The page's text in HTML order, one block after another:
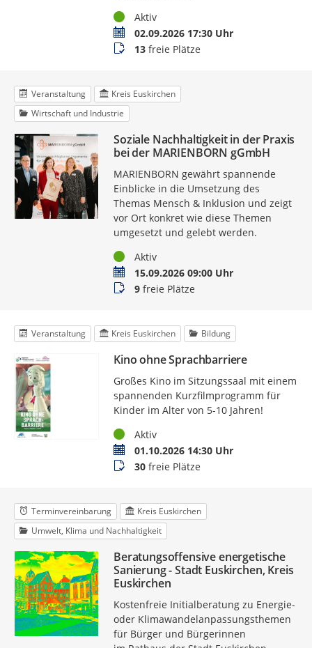
StatusAktiv
Termin02.09.2026 17:30 Uhr
Buchungsstatus
13freie Plätze
Veranstaltung
Kreis Euskirchen
Wirtschaft und Industrie
Soziale Nachhaltigkeit in der Praxis
bei der MARIENBORN gGmbH
MARIENBORN gewährt spannende
Einblicke in die Umsetzung des
Themas Mensch & Inklusion und zeigt
vor Ort konkret wie diese Themen
umgesetzt und gelebt werden.
StatusAktiv
Termin15.09.2026 09:00 Uhr
Buchungsstatus
9freie Plätze
Veranstaltung Kreis Euskirchen Bildung
Kino ohne Sprachbarriere
Großes Kino im Sitzungssaal mit einem
spannenden Kurzfilmprogramm für
Kinder im Alter von 5-10 Jahren!
StatusAktiv
Termin01.10.2026 14:30 Uhr
Buchungsstatus
30freie Plätze
Terminvereinbarung
Kreis Euskirchen
Umwelt, Klima und Nachhaltigkeit
Beratungsoffensive energetische
Sanierung - Stadt Euskirchen, Kreis
Euskirchen
Kostenfreie Initialberatung zu Energie-
oder Klimawandelanpassungsthemen
für Bürger und Bürgerinnen